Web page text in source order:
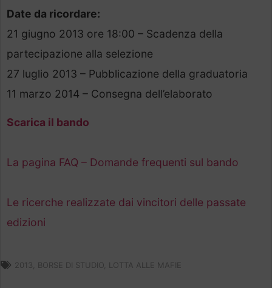
Date da ricordare:
21 giugno 2013 ore 18:00 – Scadenza della
partecipazione alla selezione
27 luglio 2013 – Pubblicazione della graduatoria
11 marzo 2014 – Consegna dell’elaborato
Scarica il bando
La pagina FAQ – Domande frequenti sul bando
Le ricerche realizzate dai vincitori delle passate
edizioni
2013 BORSE DI STUDIO LOTTA ALLE MAFIE